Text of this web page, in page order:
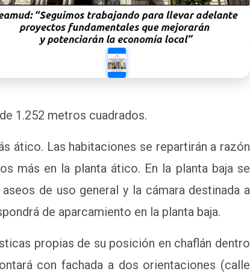
1.252 metros cuadrados.
ático. Las habitaciones se repartirán a razón
más en la planta ático. En la planta baja se
de uso general y la cámara destinada a
de aparcamiento en la planta baja.
propias de su posición en chaflán dentro
con fachada a dos orientaciones (calle